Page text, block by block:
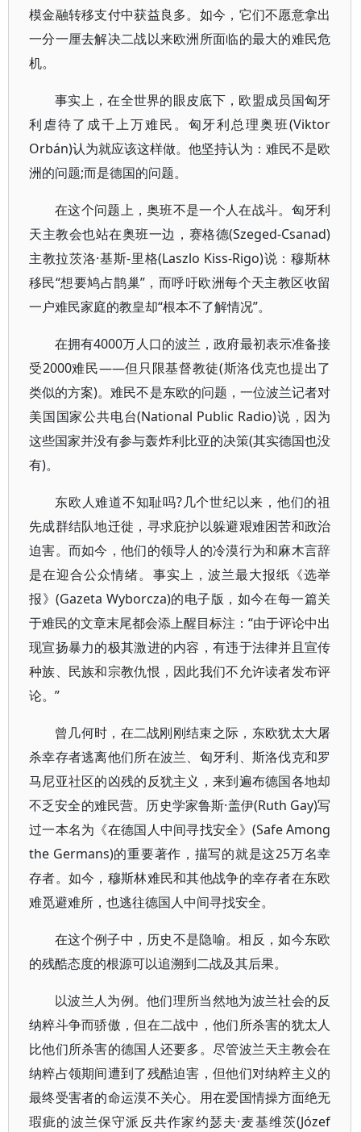
模金融转移支付中获益良多。如今，它们不愿意拿出
一分一厘去解决二战以来欧洲所面临的最大的难民危
机。
事实上，在全世界的眼皮底下，欧盟成员国匈牙
利虐待了成千上万难民。匈牙利总理奥班(Viktor
Orbán)认为就应该这样做。他坚持认为：难民不是欧
洲的问题;而是德国的问题。
在这个问题上，奥班不是一个人在战斗。匈牙利
天主教会也站在奥班一边，赛格德(Szeged-Csanad)
主教拉茨洛·基斯-里格(Laszlo Kiss-Rigo)说：穆斯林
移民“想要鸠占鹊巢”，而呼吁欧洲每个天主教区收留
一户难民家庭的教皇却“根本不了解情况”。
在拥有4000万人口的波兰，政府最初表示准备接
受2000难民——但只限基督教徒(斯洛伐克也提出了
类似的方案)。难民不是东欧的问题，一位波兰记者对
美国国家公共电台(National Public Radio)说，因为
这些国家并没有参与轰炸利比亚的决策(其实德国也没
有)。
东欧人难道不知耻吗?几个世纪以来，他们的祖
先成群结队地迁徙，寻求庇护以躲避艰难困苦和政治
迫害。而如今，他们的领导人的冷漠行为和麻木言辞
是在迎合公众情绪。事实上，波兰最大报纸《选举
报》(Gazeta Wyborcza)的电子版，如今在每一篇关
于难民的文章末尾都会添上醒目标注：“由于评论中出
现宣扬暴力的极其激进的内容，有违于法律并且宣传
种族、民族和宗教仇恨，因此我们不允许读者发布评
论。”
曾几何时，在二战刚刚结束之际，东欧犹太大屠
杀幸存者逃离他们所在波兰、匈牙利、斯洛伐克和罗
马尼亚社区的凶残的反犹主义，来到遍布德国各地却
不乏安全的难民营。历史学家鲁斯·盖伊(Ruth Gay)写
过一本名为《在德国人中间寻找安全》(Safe Among
the Germans)的重要著作，描写的就是这25万名幸
存者。如今，穆斯林难民和其他战争的幸存者在东欧
难觅避难所，也逃往德国人中间寻找安全。
在这个例子中，历史不是隐喻。相反，如今东欧
的残酷态度的根源可以追溯到二战及其后果。
以波兰人为例。他们理所当然地为波兰社会的反
纳粹斗争而骄傲，但在二战中，他们所杀害的犹太人
比他们所杀害的德国人还要多。尽管波兰天主教会在
纳粹占领期间遭到了残酷迫害，但他们对纳粹主义的
最终受害者的命运漠不关心。用在爱国情操方面绝无
瑕疵的波兰保守派反共作家约瑟夫·麦基维茨(Józef